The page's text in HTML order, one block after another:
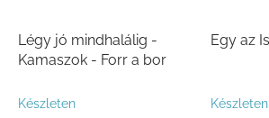
Légy jó mindhalálig -
Kamaszok - Forr a bor
Készleten
Egy az
Készleten